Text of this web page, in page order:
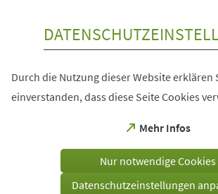
Durch die Nutzung dieser Website erklären
einverstanden, dass diese Seite Cookies
Mehr Infos
(Öffnet
einem
Tab)
Nur notwendige Cookies
Datenschutzeinstellungen